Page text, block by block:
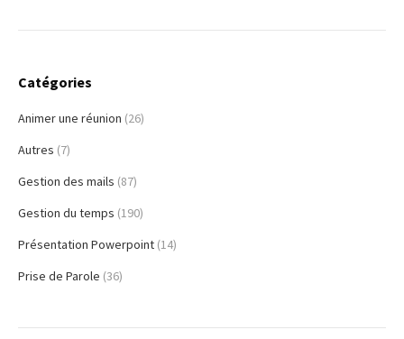
Catégories
Animer une réunion (26)
Autres (7)
Gestion des mails (87)
Gestion du temps (190)
Présentation Powerpoint (14)
Prise de Parole (36)